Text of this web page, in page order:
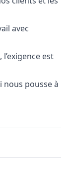
avec
est
nous pousse à